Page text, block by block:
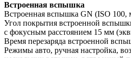
Встроенная вспышка
Встроенная вспышка GN (ISO 100,
Угол покрытия встроенной
с фокусным расстоянием 15 мм
Время перезаряда встроенной
Режимы авто, ручная настройка,